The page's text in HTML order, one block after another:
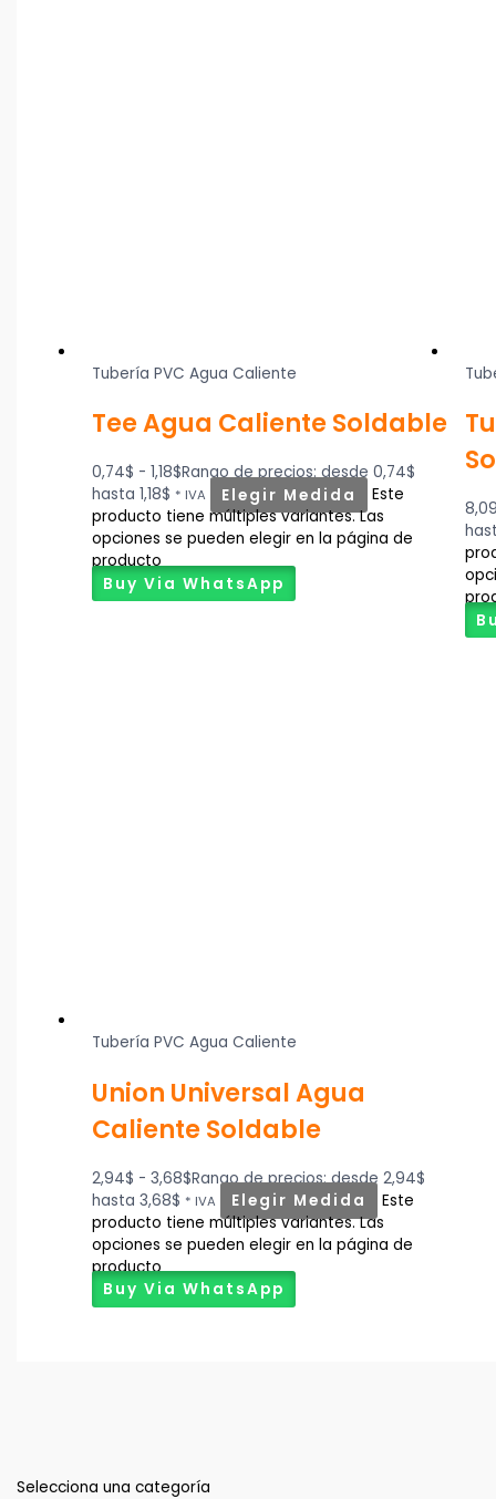
Selecciona una categoría
Tubería PVC Agua Caliente
Tee Agua Caliente Soldable
0,74$ - 1,18$Rango de precios: desde 0,74$
hasta 1,18$ * IVA Elegir Medida
Este
producto tiene múltiples variantes. Las
opciones se pueden elegir en la página de
producto
Buy Via WhatsApp
Tubería PVC Agua Caliente
Union Universal Agua
Caliente Soldable
2,94$ - 3,68$Rango de precios: desde 2,94$
hasta 3,68$ * IVA Elegir Medida
Este
producto tiene múltiples variantes. Las
opciones se pueden elegir en la página de
producto
Buy Via WhatsApp